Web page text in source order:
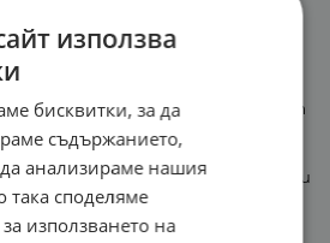
капсули дневно, разделени на 3
добавка, създадена от
медицина.
са с научно доказани свойства
на мъжката фертилност и
здраве, като част от
режим и начин на живот.
използва
бисквитки, за да
съдържанието,
анализираме нашия
споделяме
използването на